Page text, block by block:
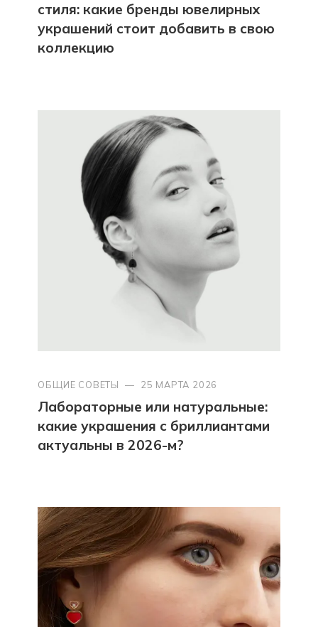
стиля: какие бренды ювелирных
украшений стоит добавить в свою
коллекцию
ОБЩИЕ СОВЕТЫ — 25 МАРТА 2026
Лабораторные или натуральные:
какие украшения с бриллиантами
актуальны в 2026-м?